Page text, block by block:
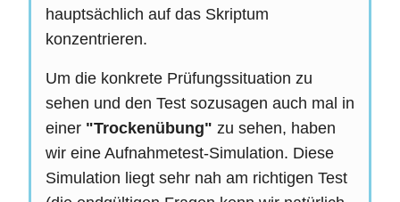
hauptsächlich auf das Skriptum
konzentrieren.
Um die konkrete Prüfungssituation zu
sehen und den Test sozusagen auch mal in
einer "Trockenübung" zu sehen, haben
wir eine Aufnahmetest-Simulation. Diese
Simulation liegt sehr nah am richtigen Test